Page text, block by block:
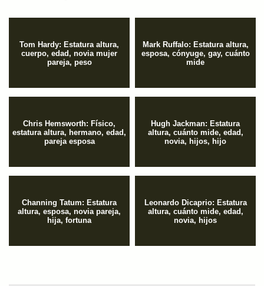
Tom Hardy: Estatura altura,
cuerpo, edad, novia mujer
pareja, peso
Mark Ruffalo: Estatura altura,
esposa, cónyuge, gay, cuánto
mide
Chris Hemsworth: Físico,
estatura altura, hermano, edad,
pareja esposa
Hugh Jackman: Estatura
altura, cuánto mide, edad,
novia, hijos, hijo
Channing Tatum: Estatura
altura, esposa, novia pareja,
hija, fortuna
Leonardo Dicaprio: Estatura
altura, cuánto mide, edad,
novia, hijos